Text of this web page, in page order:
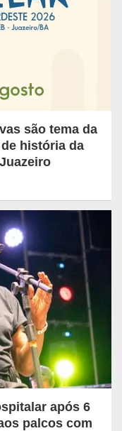
são tema da
história da
após 6
palcos com